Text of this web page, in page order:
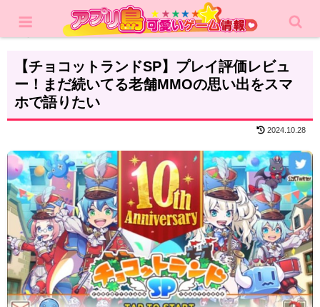
レビュー MMORPG
【チョコットランドSP】プレイ評価レビュ
ー！まだ続いてる老舗MMOの思い出をスマ
ホで語りたい
2024.10.28